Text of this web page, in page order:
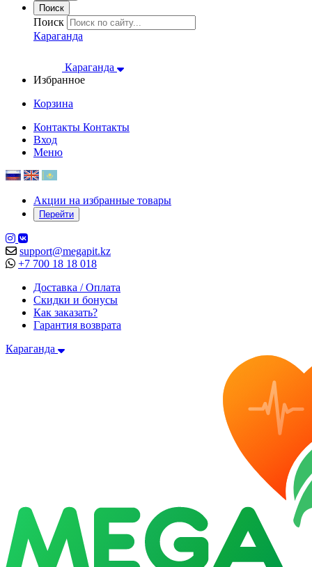
Поиск
Поиск
Караганда
Караганда
Избранное
Корзина
Контакты Контакты
Вход
Меню
Акции на избранные товары
Перейти
support@megapit.kz
+7 700 18 18 018
Доставка / Оплата
Скидки и бонусы
Как заказать?
Гарантия возврата
Караганда